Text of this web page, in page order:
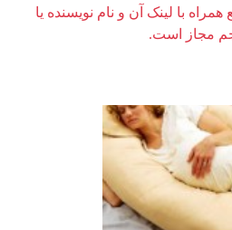
همراه با لینک آن و نام نویسنده یا
مجاز است.